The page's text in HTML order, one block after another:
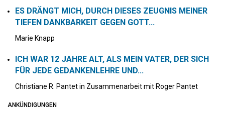
ES DRÄNGT MICH, DURCH DIESES ZEUGNIS MEINER
TIEFEN DANKBARKEIT GEGEN GOTT...
Marie Knapp
ICH WAR 12 JAHRE ALT, ALS MEIN VATER, DER SICH
FÜR JEDE GEDANKENLEHRE UND...
Christiane R. Pantet in Zusammenarbeit mit Roger Pantet
ANKÜNDIGUNGEN